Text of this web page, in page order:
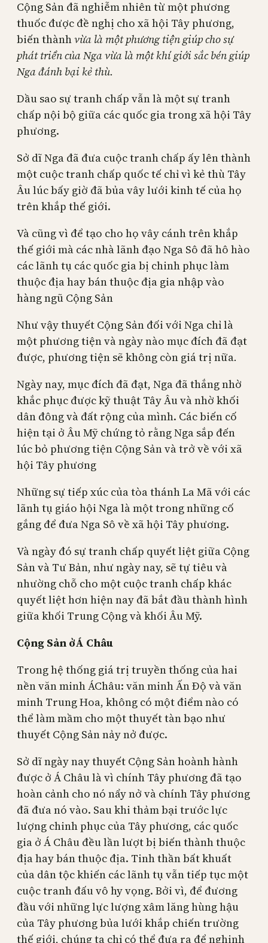
Cộng Sản đã nghiễm nhiên từ một phương
thuốc được đề nghị cho xã hội Tây phương,
biến thànhvừa là một phương tiện giúp cho sự
phát triển của Nga vừa là một khí giới sắc bén giúp
Nga đánh bại kẻ thù.
Dầu sao sự tranh chấp vẫn là một sự tranh
chấp nội bộ giữa các quốc gia trong xã hội Tây
phương.
Sở dĩ Nga đã đưa cuộc tranh chấp ấy lên thành
một cuộc tranh chấp quốc tế chỉ vì kẻ thù Tây
Âu lúc bấy giờ đã bủa vây lưới kinh tế của họ
trên khắp thế giới.
Và cũng vì để tạo cho họ vây cánh trên khắp
thế giới mà các nhà lãnh đạo Nga Sô đã hô hào
các lãnh tụ các quốc gia bị chinh phục làm
thuộc địa hay bán thuộc địa gia nhập vào
hàng ngũ Cộng Sản
Như vậy thuyết Cộng Sản đối với Nga chỉ là
một phương tiện và ngày nào mục đích đã đạt
được, phương tiện sẽ không còn giá trị nữa.
Ngày nay, mục đích đã đạt, Nga đã thắng nhờ
khắc phục được kỹ thuật Tây Âu và nhờ khối
dân đông và đất rộng của mình. Các biến cố
hiện tại ở Âu Mỹ chứng tỏ rằng Nga sắp đến
lúc bỏ phương tiện Cộng Sản và trở về với xã
hội Tây phương
Những sự tiếp xúc của tòa thánh La Mã với các
lãnh tụ giáo hội Nga là một trong những cố
gắng để đưa Nga Sô về xã hội Tây phương.
Và ngày đó sự tranh chấp quyết liệt giữa Cộng
Sản và Tư Bản, như ngày nay, sẽ tự tiêu và
nhường chỗ cho một cuộc tranh chấp khác
quyết liệt hơn hiện nay đã bắt đầu thành hình
giữa khối Trung Cộng và khối Âu Mỹ.
Cộng Sản ởÁ Châu
Trong hệ thống giá trị truyền thống của hai
nền văn minh ÁChâu: văn minh Ấn Độ và văn
minh Trung Hoa, không có một điểm nào có
thể làm mầm cho một thuyết tàn bạo như
thuyết Cộng Sản nảy nở được.
Sở dĩ ngày nay thuyết Cộng Sản hoành hành
được ở Á Châu là vì chính Tây phương đã tạo
hoàn cảnh cho nó nẩy nở và chính Tây phương
đã đưa nó vào. Sau khi thảm bại trước lực
lượng chinh phục của Tây phương, các quốc
gia ở Á Châu đều lần lượt bị biến thành thuộc
địa hay bán thuộc địa. Tinh thần bất khuất
của dân tộc khiến các lãnh tụ vẫn tiếp tục một
cuộc tranh đấu vô hy vọng. Bởi vì, để đương
đầu với những lực lượng xâm lăng hùng hậu
của Tây phương bủa lưới khắp chiến trường
thế giới, chúng ta chỉ có thể đưa ra để nghinh